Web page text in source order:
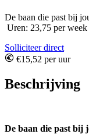
De baan die past bij
Uren: 23,75 per week
Solliciteer direct
€15,52 per uur
Beschrijving
De baan die past bij